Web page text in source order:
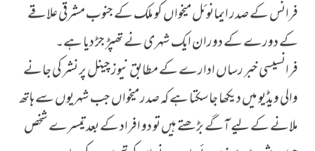
فرانسیسی صدر میخواں کو شہری نے تھپڑ جڑ دیا
فرانس کے صدر ایمانوئل میخواں کو ملک کے جنوب مشرقی علاقے
کے دورے کے دوران ایک شہری نے تھپڑ جڑ دیا ہے۔
فرانسیسی خبر رساں ادارے کے مطابق نیوز چینل پر نشر کی جانے
والی ویڈیو میں دیکھا جا سکتا ہے کہ صدر میخواں جب شہریوں سے ہاتھ
ملانے کے لیے آگے بڑھتے ہیں تو دو افراد کے بعد تیسرے شخص